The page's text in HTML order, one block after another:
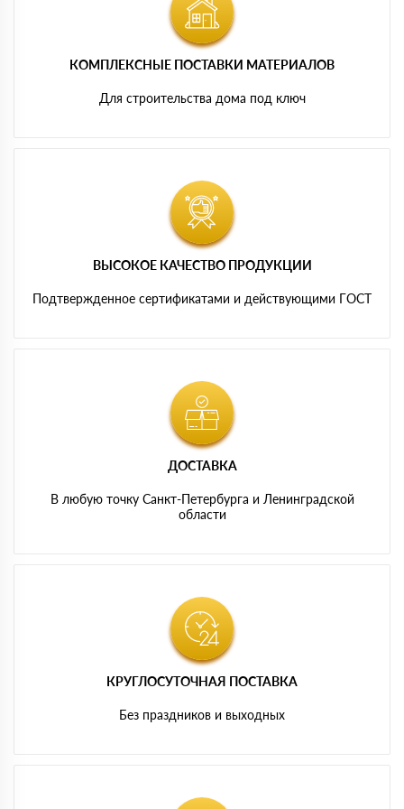
КОМПЛЕКСНЫЕ ПОСТАВКИ МАТЕРИАЛОВ
Для строительства дома под ключ
ВЫСОКОЕ КАЧЕСТВО ПРОДУКЦИИ
Подтвержденное сертификатами и действующими ГОСТ
ДОСТАВКА
В любую точку Санкт-Петербурга и Ленинградской
области
КРУГЛОСУТОЧНАЯ ПОСТАВКА
Без праздников и выходных